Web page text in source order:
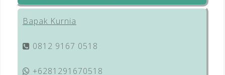
Bapak Kurnia
0812 9167 0518
+6281291670518